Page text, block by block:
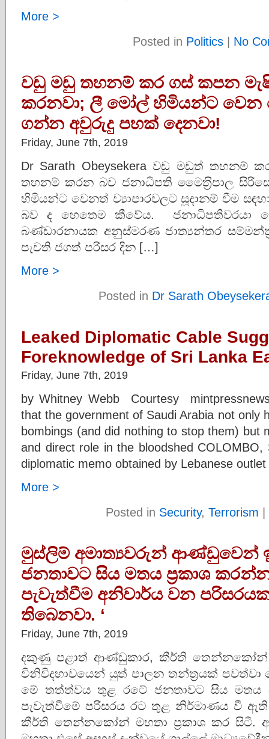
More >
Posted in Politics | No
වඩු මඩු තහනම් කර ගස් කපන
කරනවා; ලී මෝල් හිමියන්ට
ගන්න අවුරුදු පහක් දෙනවා!
Friday, June 7th, 2019
Dr Sarath Obeysekera වඩු මඩුත්
තහනම් කරන බව ජනාධිපති මෛත‍්‍රිපාල
හිමියන්ට වෙනත් ව්‍යාපාරවලට සූදානම් වීම
බව ද හෙතෙම කීවේය. ජනාධිපතිවරයා
බණ්ඩාරනායක අනුස්මරණ ජාත්‍යන්තර
පැවති ජගත් පරිසර දින […]
More >
Posted in Dr Sarath
Leaked Diplomatic Cable
Foreknowledge of Sri Lanka
Friday, June 7th, 2019
by Whitney Webb Courtesy
that the government of Saudi Arabia not only
bombings (and did nothing to stop them) but
and direct role in the bloodshed
diplomatic memo obtained by Lebanese
More >
Posted in Security, Terrorism |
මුස්ලිම් අමාත්‍යවරුන් ආණ්ඩුවෙන්
ජනතාවට සිය මතය ප්‍රකාශ
පැවැත්වීම අනිවාර්ය වන
තිබෙනවා. ‘
Friday, June 7th, 2019
දකුණු පළාත් ආණ්ඩුකාර, කීර්ති තෙන්නකෝන්
විනිවිදභාවයෙන් යුත් පාලන තන්ත්‍රයක්
මේ තත්ත්වය තුළ රටේ ජනතාවට සිය මතය
පැවැත්වීමේ පරිසරය රට තුළ නිර්මාණය වී
කීර්ති තෙන්නකෝන් මහතා ප්‍රකාශ කර